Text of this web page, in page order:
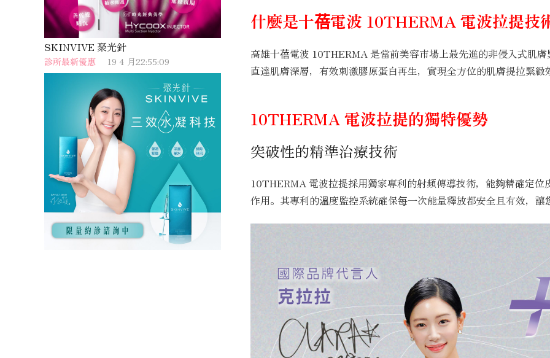
SKINVIVE 聚光針
診所最新優惠 19 4 月22:55:09
什麼是十蓓電波 10THERMA 電波拉提技
高雄十蓓電波 10THERMA 是當前美容市場上最先進的非侵入式肌
直達肌膚深層，有效刺激膠原蛋白再生，實現全方位的肌膚提拉緊
10THERMA 電波拉提的獨特優勢
突破性的精準治療技術
10THERMA 電波拉提採用獨家專利的射頻傳導技術，能夠精確定
作用。其專利的溫度監控系統確保每一次能量釋放都安全且有效，